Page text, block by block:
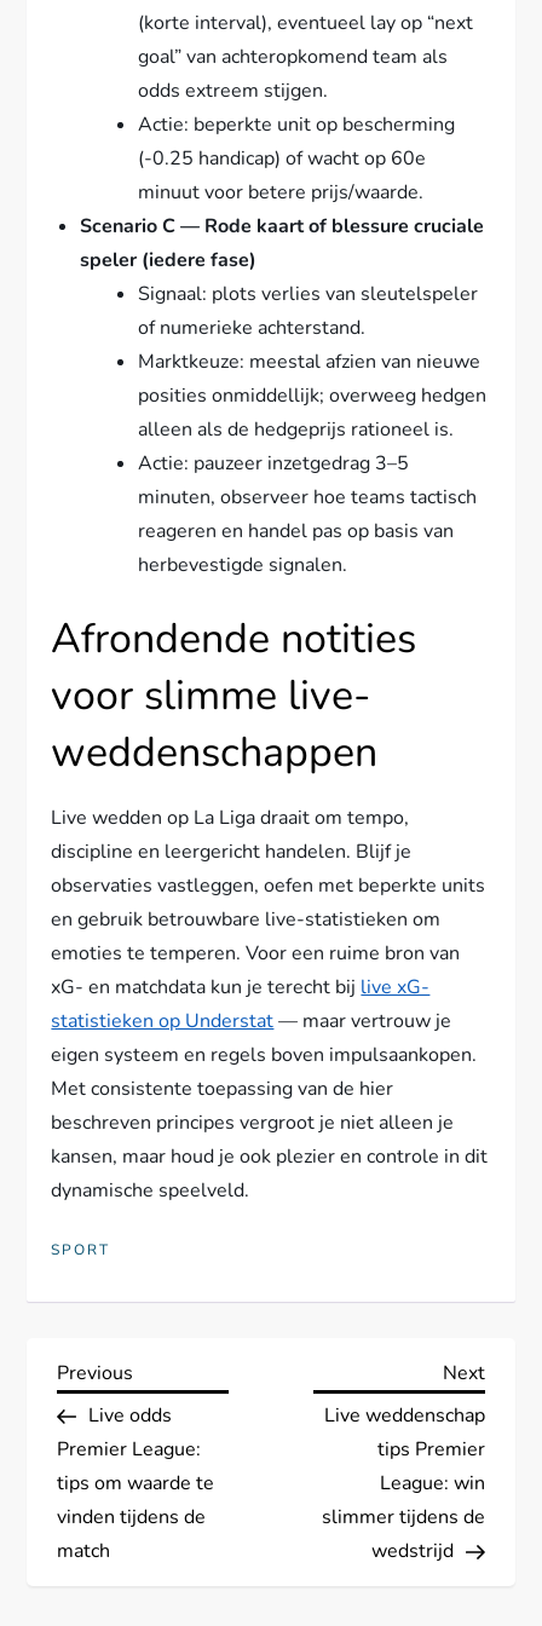
(korte interval), eventueel lay op “next
goal” van achteropkomend team als
odds extreem stijgen.
Actie: beperkte unit op bescherming
(-0.25 handicap) of wacht op 60e
minuut voor betere prijs/waarde.
Scenario C — Rode kaart of blessure cruciale
speler (iedere fase)
Signaal: plots verlies van sleutelspeler
of numerieke achterstand.
Marktkeuze: meestal afzien van nieuwe
posities onmiddellijk; overweeg hedgen
alleen als de hedgeprijs rationeel is.
Actie: pauzeer inzetgedrag 3–5
minuten, observeer hoe teams tactisch
reageren en handel pas op basis van
herbevestigde signalen.
Afrondende notities
voor slimme live-
weddenschappen
Live wedden op La Liga draait om tempo,
discipline en leergericht handelen. Blijf je
observaties vastleggen, oefen met beperkte units
en gebruik betrouwbare live-statistieken om
emoties te temperen. Voor een ruime bron van
xG- en matchdata kun je terecht bij live xG-
statistieken op Understat— maar vertrouw je
eigen systeem en regels boven impulsaankopen.
Met consistente toepassing van de hier
beschreven principes vergroot je niet alleen je
kansen, maar houd je ook plezier en controle in dit
dynamische speelveld.
SPORT
P
o
s
t
Previous
Post
Previous
Live odds
Premier League:
tips om waarde te
vinden tijdens de
match
Next
Next
Live weddenschap
tips Premier
League: win
slimmer tijdens de
wedstrijd